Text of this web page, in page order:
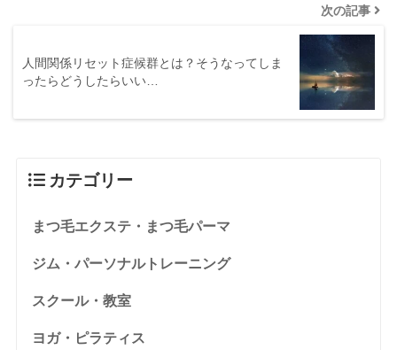
次の記事
人間関係リセット症候群とは？そうなってしま
ったらどうしたらいい…
カテゴリー
まつ毛エクステ・まつ毛パーマ
ジム・パーソナルトレーニング
スクール・教室
ヨガ・ピラティス